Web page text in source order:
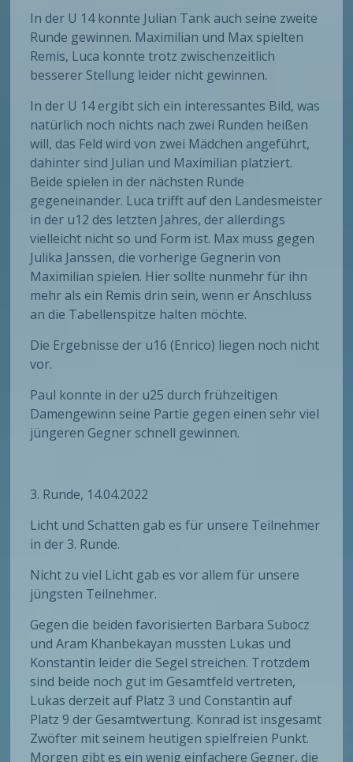
In der U 14 konnte Julian Tank auch seine zweite
Runde gewinnen. Maximilian und Max spielten
Remis, Luca konnte trotz zwischenzeitlich
besserer Stellung leider nicht gewinnen.
In der U 14 ergibt sich ein interessantes Bild, was
natürlich noch nichts nach zwei Runden heißen
will, das Feld wird von zwei Mädchen angeführt,
dahinter sind Julian und Maximilian platziert.
Beide spielen in der nächsten Runde
gegeneinander. Luca trifft auf den Landesmeister
in der u12 des letzten Jahres, der allerdings
vielleicht nicht so und Form ist. Max muss gegen
Julika Janssen, die vorherige Gegnerin von
Maximilian spielen. Hier sollte nunmehr für ihn
mehr als ein Remis drin sein, wenn er Anschluss
an die Tabellenspitze halten möchte.
Die Ergebnisse der u16 (Enrico) liegen noch nicht
vor.
Paul konnte in der u25 durch frühzeitigen
Damengewinn seine Partie gegen einen sehr viel
jüngeren Gegner schnell gewinnen.
3. Runde, 14.04.2022
Licht und Schatten gab es für unsere Teilnehmer
in der 3. Runde.
Nicht zu viel Licht gab es vor allem für unsere
jüngsten Teilnehmer.
Gegen die beiden favorisierten Barbara Subocz
und Aram Khanbekayan mussten Lukas und
Konstantin leider die Segel streichen. Trotzdem
sind beide noch gut im Gesamtfeld vertreten,
Lukas derzeit auf Platz 3 und Constantin auf
Platz 9 der Gesamtwertung. Konrad ist insgesamt
Zwöfter mit seinem heutigen spielfreien Punkt.
Morgen gibt es ein wenig einfachere Gegner, die